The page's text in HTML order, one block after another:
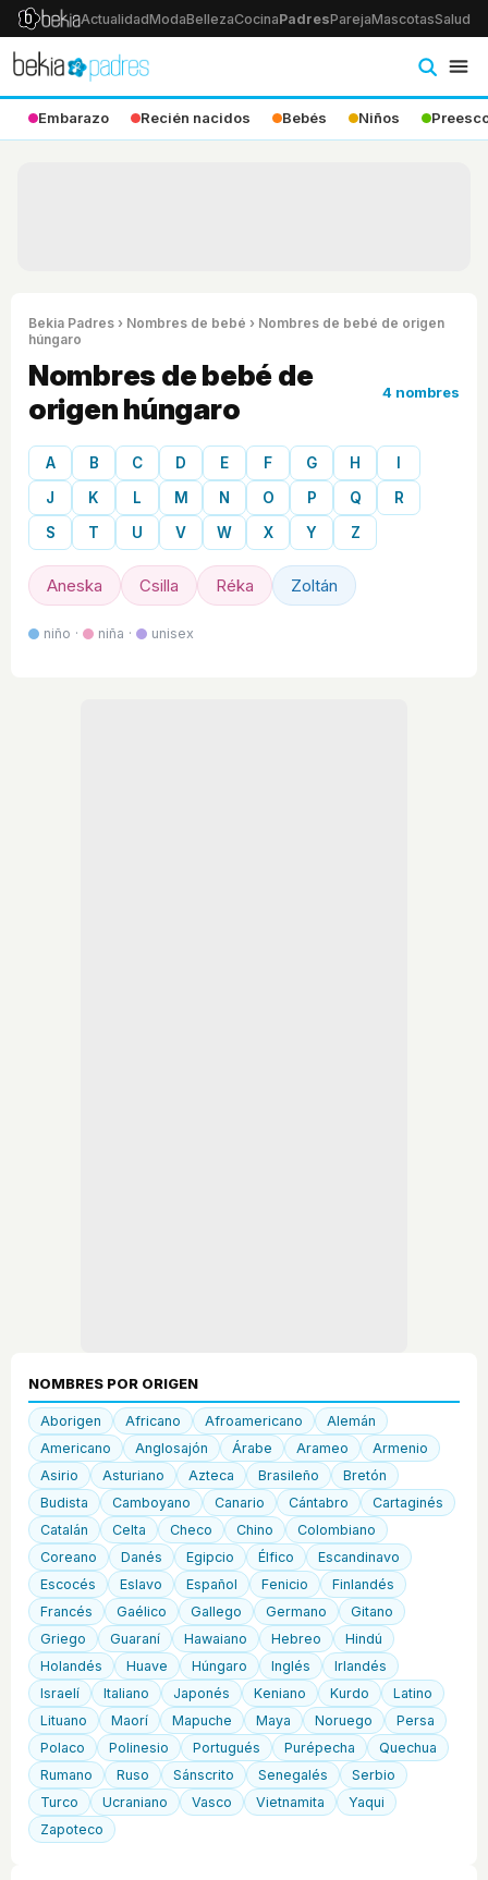
ActualidadModaBellezaCocinaPadresParejaMascotasSalud
Embarazo Recién nacidos Bebés Niños
Bekia Padres › Nombres de bebé › Nombres de bebé de origen
húngaro
Nombres de bebé de
origen húngaro
4 nombres
A B C D E F G H
J
K L M N O P Q
R
S
T U V W X Y Z
Aneska Csilla Réka Zoltán
niño · niña · unisex
NOMBRES POR ORIGEN
Aborigen Africano Afroamericano
Alemán
Americano
Anglosajón Árabe Arameo
Armenio
Asirio
Asturiano Azteca Brasileño
Bretón
Budista
Camboyano Canario Cántabro
Cartaginés
Catalán
Celta Checo Chino
Colombiano
Coreano
Danés Egipcio Élfico
Escandinavo
Escocés
Eslavo Español Fenicio
Finlandés
Francés
Gaélico Gallego Germano
Gitano
Griego
Guaraní Hawaiano Hebreo
Hindú
Holandés
Huave Húngaro Inglés
Irlandés
Israelí
Italiano Japonés Keniano Kurdo
Latino
Lituano
Maorí Mapuche Maya Noruego
Persa
Polaco
Polinesio Portugués Purépecha
Quechua
Rumano
Ruso Sánscrito Senegalés
Serbio
Turco
Ucraniano Vasco Vietnamita
Yaqui
Zapoteco